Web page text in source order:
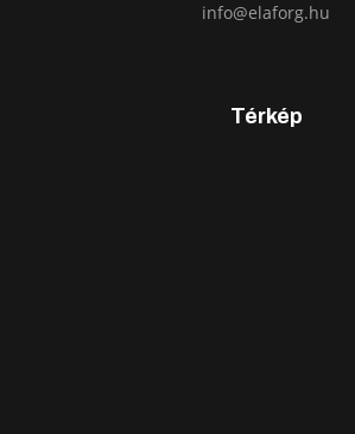
info@elaforg.hu
Térkép